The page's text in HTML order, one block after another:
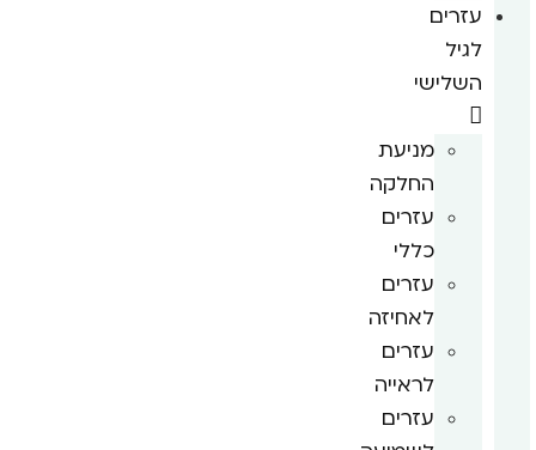
עזרים
לגיל
השלישי
מניעת
החלקה
עזרים
כללי
עזרים
לאחיזה
עזרים
לראייה
עזרים